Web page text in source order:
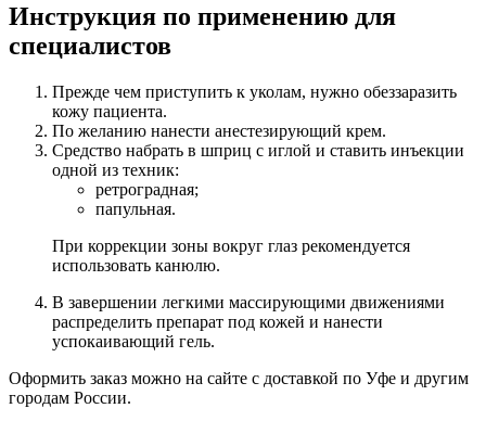
Инструкция по применению для
специалистов
Прежде чем приступить к уколам, нужно обеззаразить
кожу пациента.
По желанию нанести анестезирующий крем.
Средство набрать в шприц с иглой и ставить инъекции
одной из техник:
ретроградная;
папульная.
При коррекции зоны вокруг глаз рекомендуется
использовать канюлю.
В завершении легкими массирующими движениями
распределить препарат под кожей и нанести
успокаивающий гель.
Оформить заказ можно на сайте с доставкой по Уфе и другим
городам России.